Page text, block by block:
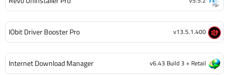
IObit Driver Booster Pro v13.5.1.400
Internet Download Manager v6.43 Build 3 + Retail